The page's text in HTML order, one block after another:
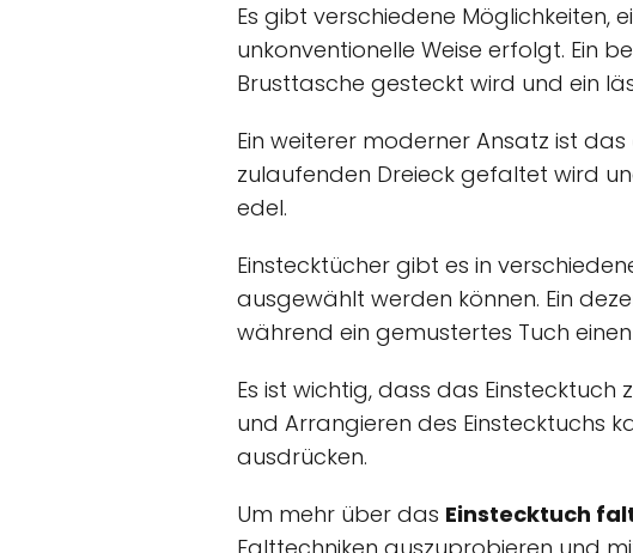
Es gibt verschiedene Möglichkeiten,
unkonventionelle Weise erfolgt. Ein
Brusttasche gesteckt wird und ein
Ein weiterer moderner Ansatz ist das
zulaufenden Dreieck gefaltet wird
edel.
Einstecktücher gibt es in
ausgewählt werden können. Ein
während ein gemustertes Tuch
Es ist wichtig, dass das
und Arrangieren des Einstecktuchs
ausdrücken.
Um mehr über das Einstecktuch